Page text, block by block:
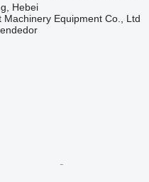
Hebei
Machinery Equipment Co., Ltd